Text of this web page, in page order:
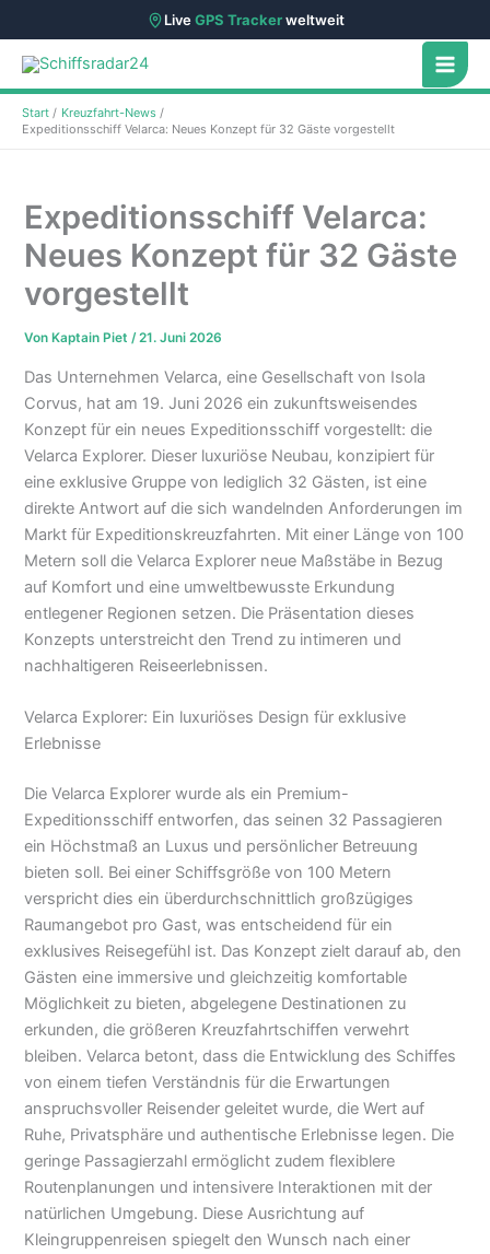
LiveGPS Trackerweltweit
Zum
Inhalt
springen
Start
Kreuzfahrt-News
Expeditionsschiff Velarca: Neues Konzept für 32 Gäste vorgestellt
Expeditionsschiff Velarca:
Neues Konzept für 32 Gäste
vorgestellt
Von Kaptain Piet/21. Juni 2026
Das Unternehmen Velarca, eine Gesellschaft von Isola
Corvus, hat am 19. Juni 2026 ein zukunftsweisendes
Konzept für ein neues Expeditionsschiff vorgestellt: die
Velarca Explorer. Dieser luxuriöse Neubau, konzipiert für
eine exklusive Gruppe von lediglich 32 Gästen, ist eine
direkte Antwort auf die sich wandelnden Anforderungen im
Markt für Expeditionskreuzfahrten. Mit einer Länge von 100
Metern soll die Velarca Explorer neue Maßstäbe in Bezug
auf Komfort und eine umweltbewusste Erkundung
entlegener Regionen setzen. Die Präsentation dieses
Konzepts unterstreicht den Trend zu intimeren und
nachhaltigeren Reiseerlebnissen.
Velarca Explorer: Ein luxuriöses Design für exklusive
Erlebnisse
Die Velarca Explorer wurde als ein Premium-
Expeditionsschiff entworfen, das seinen 32 Passagieren
ein Höchstmaß an Luxus und persönlicher Betreuung
bieten soll. Bei einer Schiffsgröße von 100 Metern
verspricht dies ein überdurchschnittlich großzügiges
Raumangebot pro Gast, was entscheidend für ein
exklusives Reisegefühl ist. Das Konzept zielt darauf ab, den
Gästen eine immersive und gleichzeitig komfortable
Möglichkeit zu bieten, abgelegene Destinationen zu
erkunden, die größeren Kreuzfahrtschiffen verwehrt
bleiben. Velarca betont, dass die Entwicklung des Schiffes
von einem tiefen Verständnis für die Erwartungen
anspruchsvoller Reisender geleitet wurde, die Wert auf
Ruhe, Privatsphäre und authentische Erlebnisse legen. Die
geringe Passagierzahl ermöglicht zudem flexiblere
Routenplanungen und intensivere Interaktionen mit der
natürlichen Umgebung. Diese Ausrichtung auf
Kleingruppenreisen spiegelt den Wunsch nach einer